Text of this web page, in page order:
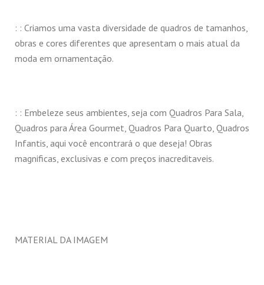
: : Criamos uma vasta diversidade de quadros de tamanhos,
obras e cores diferentes que apresentam o mais atual da
moda em ornamentação.
: : Embeleze seus ambientes, seja com Quadros Para Sala,
Quadros para Área Gourmet, Quadros Para Quarto, Quadros
Infantis, aqui você encontrará o que deseja! Obras
magnificas, exclusivas e com preços inacreditaveis.
MATERIAL DA IMAGEM